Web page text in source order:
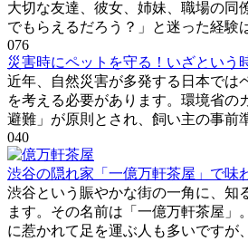
大切な友達、彼女、姉妹、職場の
でもらえるだろう？」と迷った経験
076
災害時にペットを守る！いざという
近年、自然災害が多発する日本では
を考える必要があります。環境省の
避難」が原則とされ、飼い主の事前
040
渋谷の隠れ家「一億万軒茶屋」で味
渋谷という賑やかな街の一角に、知
ます。その名前は「一億万軒茶屋」
に惹かれて足を運ぶ人も多いですが